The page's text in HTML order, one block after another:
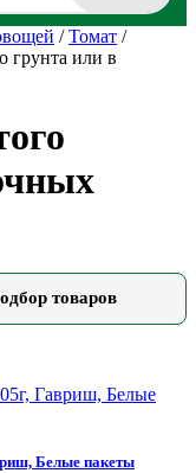
/Томат /
грунта или в
товаров
Белые пакеты